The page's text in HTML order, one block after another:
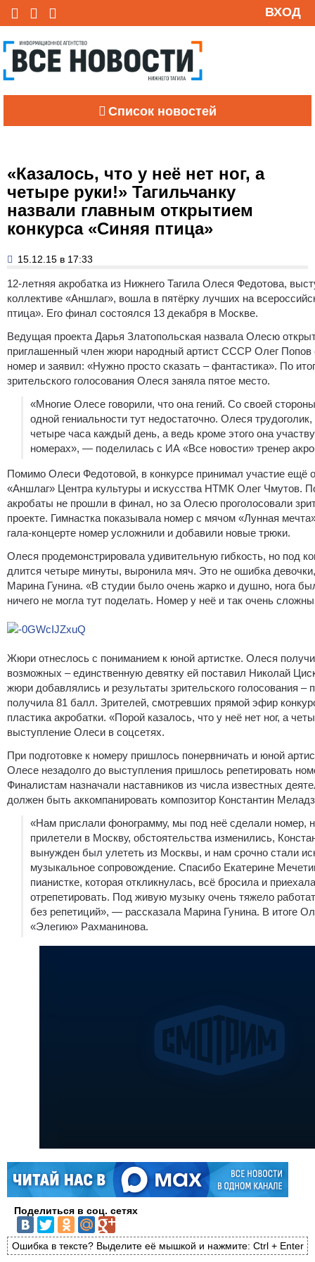
ВХОД
Список новостей
«Казалось, что у неё нет ног, а
четыре руки!» Тагильчанку
назвали главным открытием
конкурса «Синяя птица»
15.12.15 в 17:33
12-летняя акробатка из Нижнего Тагила Олеся Федотова,
коллективе «Аншлаг», вошла в пятёрку лучших на
птица». Его финал состоялся 13 декабря в Москве.
Ведущая проекта Дарья Златопольская назвала Олесю
приглашенный член жюри народный артист СССР Олег Попов
номер и заявил: «Нужно просто сказать – фантастика». По
зрительского голосования Олеся заняла пятое место.
«Многие Олесе говорили, что она гений. Со своей
одной гениальности тут недостаточно. Олеся
четыре часа каждый день, а ведь кроме этого она
номерах», — поделилась с ИА «Все новости» тренер
Помимо Олеси Федотовой, в конкурсе принимал участие ещё
«Аншлаг» Центра культуры и искусства НТМК Олег Чмутов.
акробаты не прошли в финал, но за Олесю проголосовали
проекте. Гимнастка показывала номер с мячом «Лунная
гала-концерте номер усложнили и добавили новые трюки.
Олеся продемонстрировала удивительную гибкость, но под
длится четыре минуты, выронила мяч. Это не ошибка девочки,
Марина Гунина. «В студии было очень жарко и душно, нога
ничего не могла тут поделать. Номер у неё и так очень
Жюри отнеслось с пониманием к юной артистке. Олеся
возможных – единственную девятку ей поставил Николай
жюри добавлялись и результаты зрительского голосования –
получила 81 балл. Зрителей, смотревших прямой эфир
пластика акробатки. «Порой казалось, что у неё нет ног, а
выступление Олеси в соцсетях.
При подготовке к номеру пришлось понервничать и юной
Олесе незадолго до выступления пришлось репетировать
Финалистам назначали наставников из числа известных
должен быть аккомпанировать композитор Константин
«Нам прислали фонограмму, мы под неё сделали номер,
прилетели в Москву, обстоятельства изменились,
вынужден был улететь из Москвы, и нам срочно стали
музыкальное сопровождение. Спасибо Екатерине
пианистке, которая откликнулась, всё бросила и
отрепетировать. Под живую музыку очень тяжело
без репетиций», — рассказала Марина Гунина. В итоге
«Элегию» Рахманинова.
Поделиться в соц. сетях
Ошибка в тексте? Выделите её мышкой и нажмите: Ctrl + Enter